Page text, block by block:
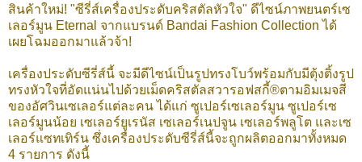
สินค้าใหม่! "ซีรี่ส์เครื่องประดับคริสตัลหัวใจ" ดีไซน์ภาพยนตร์เซ
เลอร์มูน Eternal จากแบรนด์ Bandai Fashion Collection ได้
เผยโฉมออกมาแล้วจ้า!
เครื่องประดับซีรี่ส์นี้ จะมีดีไซน์เป็นรูปทรงโบว์พร้อมกับมีตุ้งติ้งรูป
ทรงหัวใจที่อัดแน่นไปด้วยเม็ดคริสตัลสวารอฟสกี้®ตามอิมเมจสี
ของอัศวินเซเลอร์แต่ละคน ได้แก่ ซูเปอร์เซเลอร์มูน ซูเปอร์เซ
เลอร์มูนน้อย เซเลอร์ยูเรนัส เซเลอร์เนปจูน เซเลอร์พลูโต และเซ
เลอร์แซทเทิร์น ซึ่งเครื่องประดับซีรี่ส์นี้จะถูกผลิตออกมาทั้งหมด
4 รายการ ดังนี้